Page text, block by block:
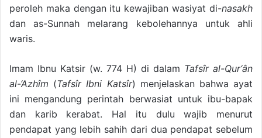
peroleh maka dengan itu kewajiban wasiyat di-nasakh
dan as-Sunnah melarang kebolehannya untuk ahli
waris.
Imam Ibnu Katsir (w. 774 H) di dalam Tafsîr al-Qur‘ân
al-‘Azhîm (Tafsîr Ibni Katsîr) menjelaskan bahwa ayat
ini mengandung perintah berwasiat untuk ibu-bapak
dan karib kerabat. Hal itu dulu wajib menurut
pendapat yang lebih sahih dari dua pendapat sebelum